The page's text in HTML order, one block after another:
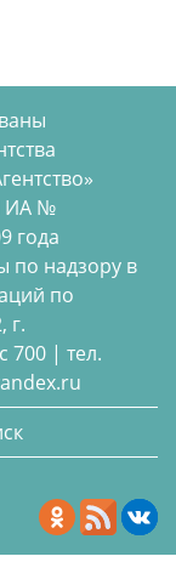
ИА №
года
по надзору в
по
г.
700 | тел.